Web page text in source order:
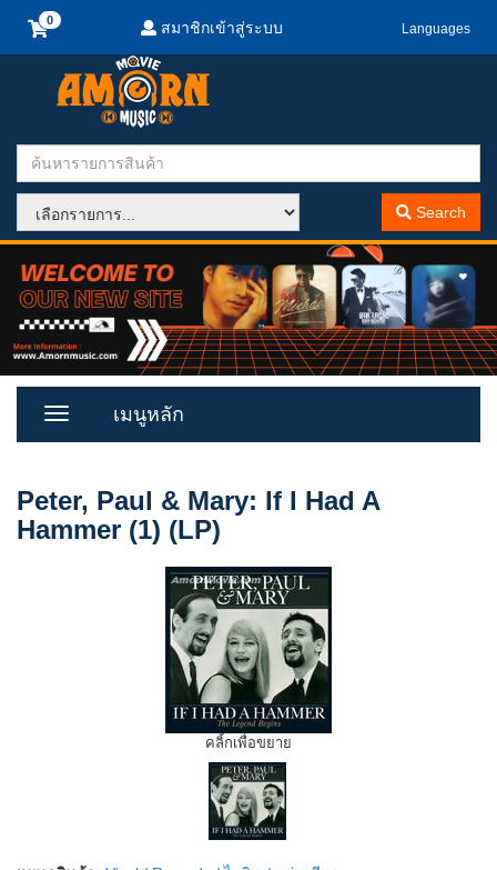
สมาชิกเข้าสู่ระบบ Languages
Search
Toggle
เมนูหลัก
Peter, Paul & Mary: If I Had A
Hammer (1) (LP)
คลิ้กเพื่อขยาย